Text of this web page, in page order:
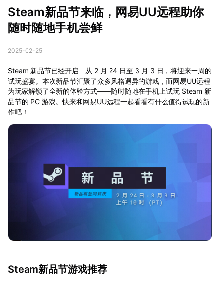
Steam新品节来临，网易UU远程助你
随时随地手机尝鲜
2025-02-25
Steam 新品节已经开启，从 2 月 24 日至 3 月 3 日，将迎来一周的
试玩盛宴。本次新品节汇聚了众多风格迥异的游戏，而网易UU远程
为玩家解锁了全新的体验方式——随时随地在手机上试玩 Steam 新
品节的 PC 游戏。快来和网易UU远程一起看看有什么值得试玩的新
作吧！
Steam新品节游戏推荐